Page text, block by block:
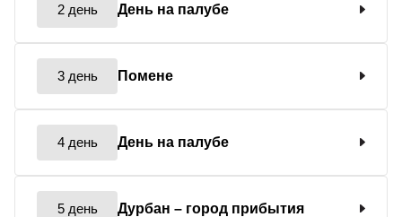
2 день День на палубе
3 день Помене
4 день День на палубе
5 день Дурбан – город прибытия